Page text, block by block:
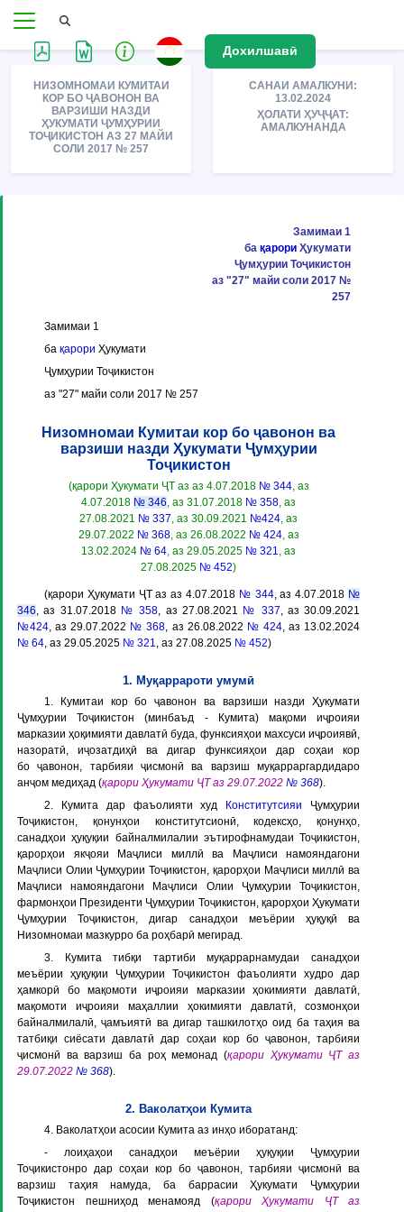
Дохилшавӣ
НИЗОМНОМАИ КУМИТАИ
КОР БО ҶАВОНОН ВА
ВАРЗИШИ НАЗДИ
ҲУКУМАТИ ҶУМҲУРИИ
ТОҶИКИСТОН АЗ 27 МАЙИ
СОЛИ 2017 № 257
САНАИ АМАЛКУНИ:
13.02.2024
ҲОЛАТИ ҲУҶҶАТ:
АМАЛКУНАНДА
Замимаи 1
ба қарори Ҳукумати
Ҷумҳурии Тоҷикистон
аз "27" майи соли 2017 №
257
Замимаи 1
ба қарори Ҳукумати
Ҷумҳурии Тоҷикистон
аз "27" майи соли 2017 № 257
Низомномаи Кумитаи кор бо ҷавонон ва
варзиши назди Ҳукумати Ҷумҳурии
Тоҷикистон
(қарори Ҳукумати ҶТ аз аз 4.07.2018 № 344, аз
4.07.2018 № 346, аз 31.07.2018 № 358, аз
27.08.2021 № 337, аз 30.09.2021 №424, аз
29.07.2022 № 368, аз 26.08.2022 № 424, аз
13.02.2024 № 64, аз 29.05.2025 № 321, аз
27.08.2025 № 452)
(қарори Ҳукумати ҶТ аз аз 4.07.2018 № 344, аз 4.07.2018 №
346, аз 31.07.2018 № 358, аз 27.08.2021 № 337, аз 30.09.2021
№424, аз 29.07.2022 № 368, аз 26.08.2022 № 424, аз 13.02.2024
№ 64, аз 29.05.2025 № 321, аз 27.08.2025 № 452)
1. Муқаррароти умумӣ
1. Кумитаи кор бо ҷавонон ва варзиши назди Ҳукумати
Ҷумҳурии Тоҷикистон (минбаъд -
Кумита) мақоми иҷроияи
марказии ҳоқимияти давлатӣ буда, функсияҳои махсуси иҷроиявӣ,
назоратӣ, иҷозатдиҳӣ ва дигар функсияҳои дар соҳаи кор
бо ҷавонон, тарбияи ҷисмонӣ ва варзиш муқарраргардидаро
анҷом медиҳад (қарори Ҳукумати ҶТ аз 29.07.2022 № 368).
2. Кумита дар фаъолияти худ
Конститутсияи Ҷумҳурии
Тоҷикистон, қонунҳои конститутсионӣ, кодексҳо, қонунҳо,
санадҳои ҳуқуқии байналмилалии эътирофнамудаи Тоҷикистон,
қарорҳои якҷояи Маҷлиси миллӣ ва Маҷлиси намояндагони
Маҷлиси Олии Ҷумҳурии Тоҷикистон, қарорҳои Маҷлиси миллӣ ва
Маҷлиси намояндагони Маҷлиси Олии Ҷумҳурии Тоҷикистон,
фармонҳои Президенти Ҷумҳурии Тоҷикистон, қарорҳои Ҳукумати
Ҷумҳурии Тоҷикистон, дигар санадҳои меъёрии ҳуқуқӣ ва
Низомномаи мазкурро ба роҳбарӣ мегирад.
3. Кумита тибқи тартиби муқаррарнамудаи санадҳои
меъёрии ҳуқуқии Ҷумҳурии Тоҷикистон фаъолияти худро дар
ҳамкорӣ бо мақомоти иҷроияи марказии ҳокимияти давлатӣ,
мақомоти иҷроияи маҳаллии ҳокимияти давлатӣ, созмонҳои
байналмилалӣ, ҷамъиятӣ ва дигар ташкилотҳо оид ба таҳия ва
татбиқи сиёсати давлатӣ дар соҳаи кор бо ҷавонон, тарбияи
ҷисмонӣ ва варзиш ба роҳ мемонад (қарори Ҳукумати ҶТ аз
29.07.2022 № 368).
2. Ваколатҳои Кумита
4. Ваколатҳои асосии Кумита аз инҳо иборатанд:
- лоиҳаҳои санадҳои меъёрии ҳуқуқии Ҷумҳурии
Тоҷикистонро дар соҳаи кор бо ҷавонон, тарбияи ҷисмонӣ ва
варзиш таҳия намуда, ба баррасии Ҳукумати Ҷумҳурии
Тоҷикистон пешниҳод менамояд (қарори Ҳукумати ҶТ аз